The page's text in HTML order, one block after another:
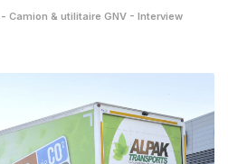
- Camion & utilitaire GNV - Interview